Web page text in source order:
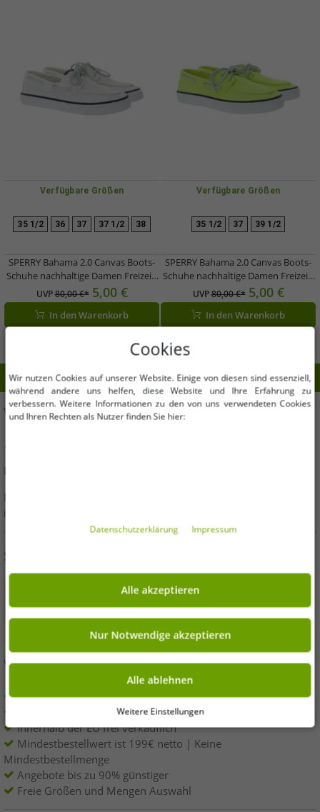
Verfügbare Größen
35 1/2 36 37 37 1/2 38
SPERRY Bahama 2.0 Canvas Boots-
Schuhe nachhaltige Damen Freizeit-
Schuhe mit Memory-Schaum Sohle
STS88709 Weiß
UVP80,00 €* 5,00 €
In den Warenkorb
Verfügbare Größen
35 1/2 37 39 1/2
SPERRY Bahama 2.0 Canvas Boots-
Schuhe nachhaltige Damen Freizeit-
Schuhe mit Memory-Schaum Sohle
STS88708 Lime-Grün
UVP80,00 €* 5,00 €
In den Warenkorb
WIR HELFEN DIR!
Hast Du Fragen oder brauchst Hilfe? Wir beraten Dich gern!
E-Mail:
Deine Anfrage wird von Montag bis Freitag in der Regel
innerhalb von 24 Stunden beantwortet
SICHER EINKAUFEN
VORTEILE
100% Originale Markenware & Original verpackt !
1. Wahl Neuwaren, Etikettiert und mit Barcode versehen.
Innerhalb der EU frei verkäuflich
Mindestbestellwert ist 199€ netto | Keine
Mindestbestellmenge
Angebote bis zu 90% günstiger
Freie Größen und Mengen Auswahl
Cookies
Wir nutzen Cookies auf unserer Website. Einige von diesen sind essenziell,
während andere uns helfen, diese Website und Ihre Erfahrung zu
verbessern. Weitere Informationen zu den von uns verwendeten Cookies
und Ihren Rechten als Nutzer finden Sie hier:
Daten­schutz­erklärung Impressum
Alle akzeptieren
Nur Notwendige akzeptieren
Alle ablehnen
Weitere Einstellungen